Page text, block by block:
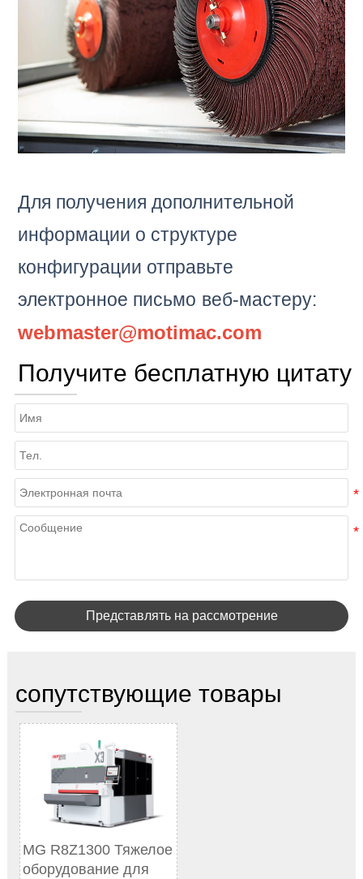
Для получения дополнительной
информации о структуре
конфигурации отправьте
электронное письмо веб-мастеру:
webmaster@motimac.com
Получите бесплатную цитату
Представлять на рассмотрение
сопутствующие товары
MG R8Z1300 Тяжелое
оборудование для